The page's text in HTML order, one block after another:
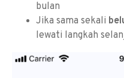
bulan
Jika sama sekali
lewati langkah